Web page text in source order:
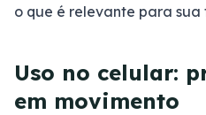
o que é relevante para sua
Uso no celular:
em movimento